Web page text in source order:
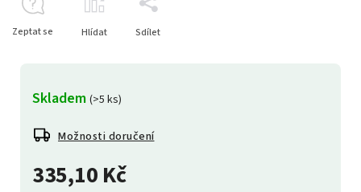
335,10 Kč
Skladem (>5 ks)
Možnosti doručení
Zeptat se Hlídat Sdílet